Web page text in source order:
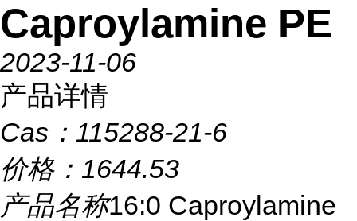
Caproylamine PE
2023-11-06
产品详情
Cas： 115288-21-6
价格： 1644.53
产品名称16:0 Caproylamine